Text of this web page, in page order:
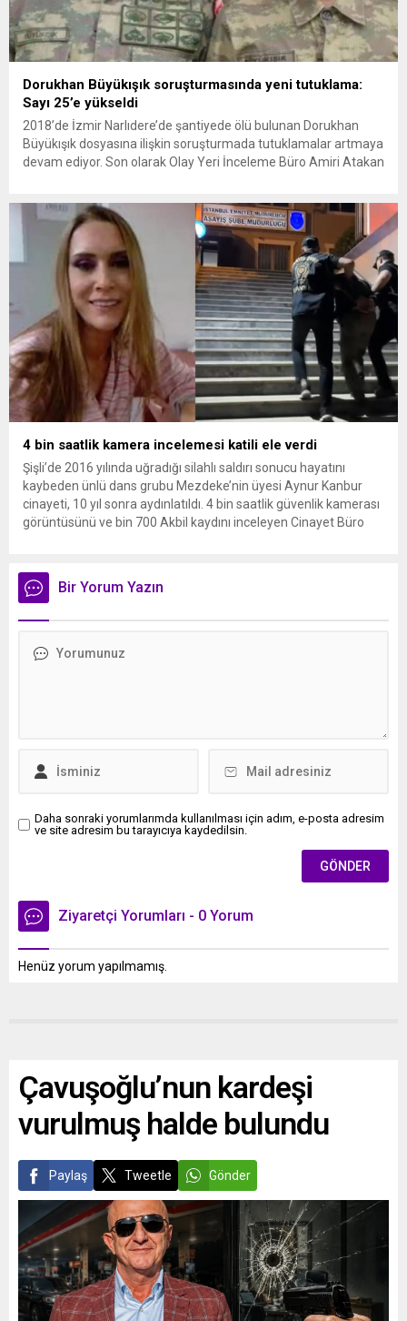
Dorukhan Büyükışık soruşturmasında yeni tutuklama:
Sayı 25’e yükseldi
2018’de İzmir Narlıdere’de şantiyede ölü bulunan Dorukhan
Büyükışık dosyasına ilişkin soruşturmada tutuklamalar artmaya
devam ediyor. Son olarak Olay Yeri İnceleme Büro Amiri Atakan
bulunan Dorukhan Büyükışık’a ilişkin yeniden açılan
soruşturmada tutuklamalar genişliyor. Son olarak dönemin...
4 bin saatlik kamera incelemesi katili ele verdi
Şişli’de 2016 yılında uğradığı silahlı saldırı sonucu hayatını
kaybeden ünlü dans grubu Mezdeke’nin üyesi Aynur Kanbur
cinayeti, 10 yıl sonra aydınlatıldı. 4 bin saatlik güvenlik kamerası
görüntüsünü ve bin 700 Akbil kaydını inceleyen Cinayet Büro
Bir Yorum Yazın
Daha sonraki yorumlarımda kullanılması için adım, e-posta adresim
ve site adresim bu tarayıcıya kaydedilsin.
Ziyaretçi Yorumları - 0 Yorum
Henüz yorum yapılmamış.
Çavuşoğlu’nun kardeşi
vurulmuş halde bulundu
Paylaş Tweetle Gönder